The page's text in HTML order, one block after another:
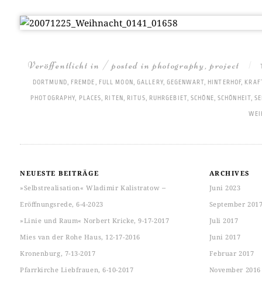
Veröffentlicht in / posted in photography,project
DORTMUND, FREMDE, FULL MOON, GALLERY, GEGENWART, HINTERHOF,
PHOTOGRAPHY, PLACES, RITEN, RITUS, RUHRGEBIET,SCHÖNE, SCHÖNHEIT,
NEUESTE BEITRÄGE
»Selbstrealisation« Wladimir Kalistratow ‒
Eröffnungsrede, 6-4-2023
»Linie und Raum« Norbert Kricke, 9-17-2017
Mies van der Rohe Haus, 12-17-2016
Kronenburg, 7-13-2017
Pfarrkirche Liebfrauen, 6-10-2017
ARCHIVES
Juni 2023
September
Juli 2017
Juni 2017
Februar 2017
November 2016